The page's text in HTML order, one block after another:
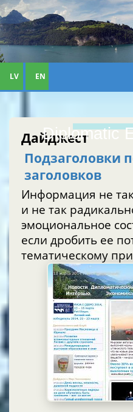
Diplomatic
LV EN
Дайджест
Подзаголовки
заголовков
Информация не
и не так
эмоциональное
если дробить ее
тематическому